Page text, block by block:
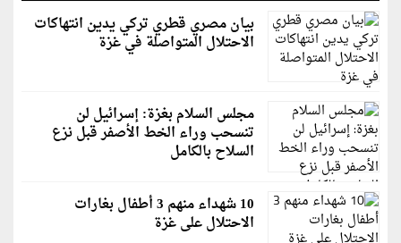
بيان مصري قطري تركي يدين انتهاكات
الاحتلال المتواصلة في غزة
مجلس السلام بغزة: إسرائيل لن
تنسحب وراء الخط الأصفر قبل نزع
السلاح بالكامل
10 شهداء منهم 3 أطفال بغارات
الاحتلال على غزة